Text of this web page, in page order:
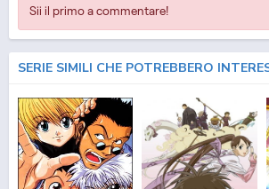
Sii il primo a commentare!
SERIE SIMILI CHE POTREBBERO